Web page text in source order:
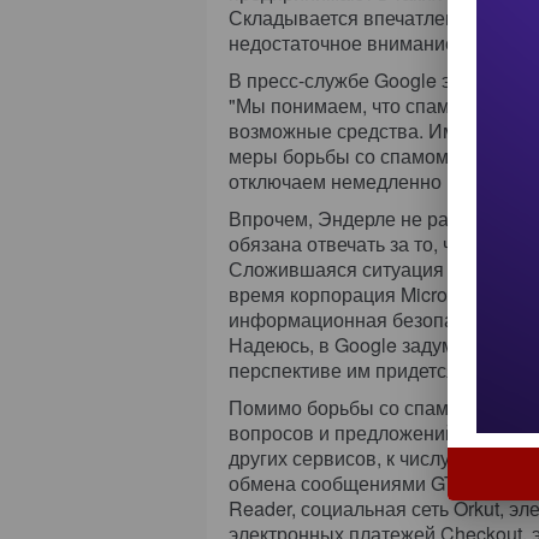
Складывается впечатление, что
недостаточное внимание".
В пресс-службе Google эти
"Мы понимаем, что спамеры
возможные средства. Именно
меры борьбы со спамом.
отключаем немедленно и
Впрочем, Эндерле не разделяет
обязана отвечать за то, что
Сложившаяся ситуация не
время корпорация Microsoft,
информационная безопасностью,
Надеюсь, в Google задумываются
перспективе им придется спешно
Помимо борьбы со спамом Google
вопросов и предложений от
других сервисов, к числу которых
обмена сообщениями GTalk,
Reader, социальная сеть Orkut,